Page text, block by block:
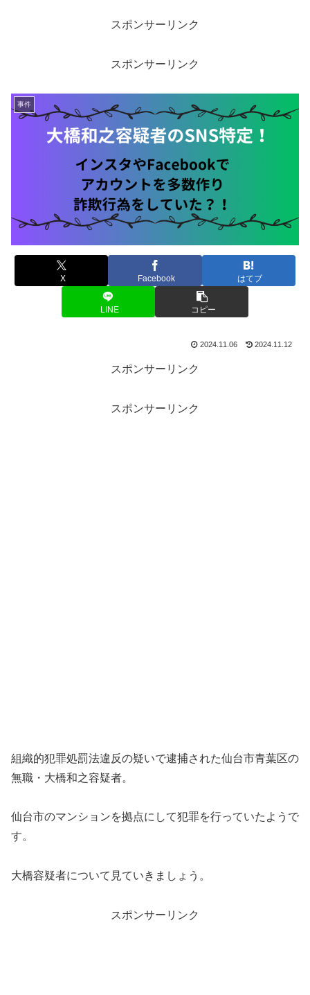
スポンサーリンク
スポンサーリンク
事件
X Facebook はてブ
LINE コピー
2024.11.06 2024.11.12
スポンサーリンク
スポンサーリンク
組織的犯罪処罰法違反の疑いで逮捕された仙台市青葉区の
無職・大橋和之容疑者。
仙台市のマンションを拠点にして犯罪を行っていたようで
す。
大橋容疑者について見ていきましょう。
スポンサーリンク